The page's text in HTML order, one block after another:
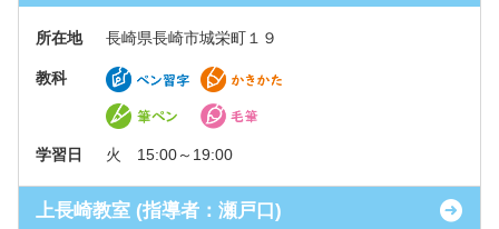
所在地 長崎県長崎市城栄町１９
教科
学習日 火 15:00～19:00
上長崎教室 (指導者：瀬戸口)